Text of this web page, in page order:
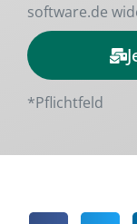
software.de
Alternative:
*Pflichtfeld